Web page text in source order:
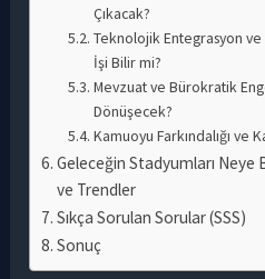
Çıkacak?
Teknolojik Entegrasyon ve
İşi Bilir mi?
Mevzuat ve Bürokratik
Dönüşecek?
Kamuoyu Farkındalığı ve
Geleceğin Stadyumları Neye
ve Trendler
Sıkça Sorulan Sorular (SSS)
Sonuç